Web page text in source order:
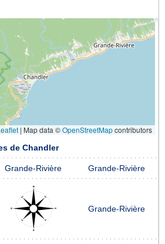
| Map data ©OpenStreetMapcontributors
de Chandler
Grande-Rivière Grande-Rivière
Grande-Rivière